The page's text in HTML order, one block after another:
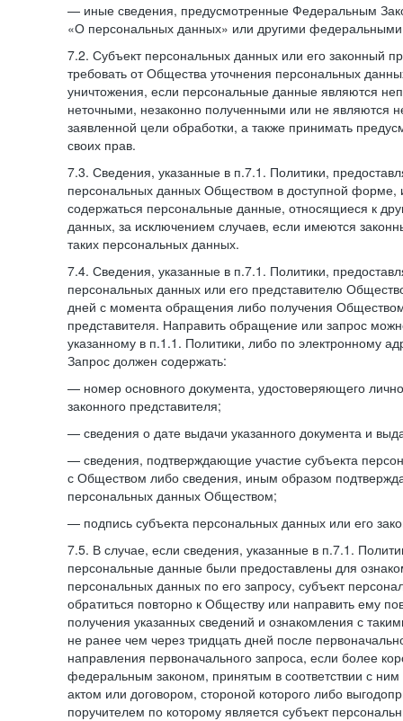
— иные сведения, предусмотренные Федеральным
«О персональных данных» или другими
7.2. Субъект персональных данных или его законный
требовать от Общества уточнения персональных
уничтожения, если персональные данные являются
неточными, незаконно полученными или не являются
заявленной цели обработки, а также принимать
своих прав.
7.3. Сведения, указанные в п.7.1. Политики,
персональных данных Обществом в доступной форме,
содержаться персональные данные, относящиеся к
данных, за исключением случаев, если имеются
таких персональных данных.
7.4. Сведения, указанные в п.7.1. Политики,
персональных данных или его представителю
дней с момента обращения либо получения
представителя. Направить обращение или запрос
указанному в п.1.1. Политики, либо по электронному
Запрос должен содержать:
— номер основного документа, удостоверяющего
законного представителя;
— сведения о дате выдачи указанного документа и
— сведения, подтверждающие участие субъекта
с Обществом либо сведения, иным образом
персональных данных Обществом;
— подпись субъекта персональных данных или его
7.5. В случае, если сведения, указанные в п.7.1.
персональные данные были предоставлены для
персональных данных по его запросу, субъект
обратиться повторно к Обществу или направить ему
получения указанных сведений и ознакомления с
не ранее чем через тридцать дней после
направления первоначального запроса, если более
федеральным законом, принятым в соответствии с
актом или договором, стороной которого либо
поручителем по которому является субъект